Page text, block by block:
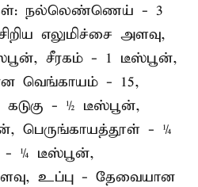
நல்லெண்ணெய் - 3
எலுமிச்சை அளவு,
சீரகம் - 1 டீஸ்பூன்,
வெங்காயம் - 15,
- ½ டீஸ்பூன்,
பெருங்காயத்தூள் - ¼
¼ டீஸ்பூன்,
உப்பு - தேவையான